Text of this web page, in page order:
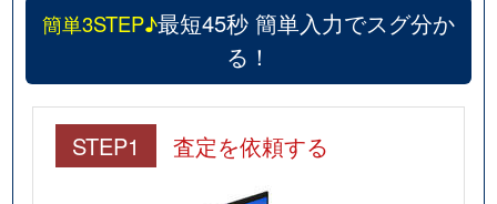
簡単3STEP♪最短45秒 簡単入力でスグ分か
る！
STEP1 査定を依頼する